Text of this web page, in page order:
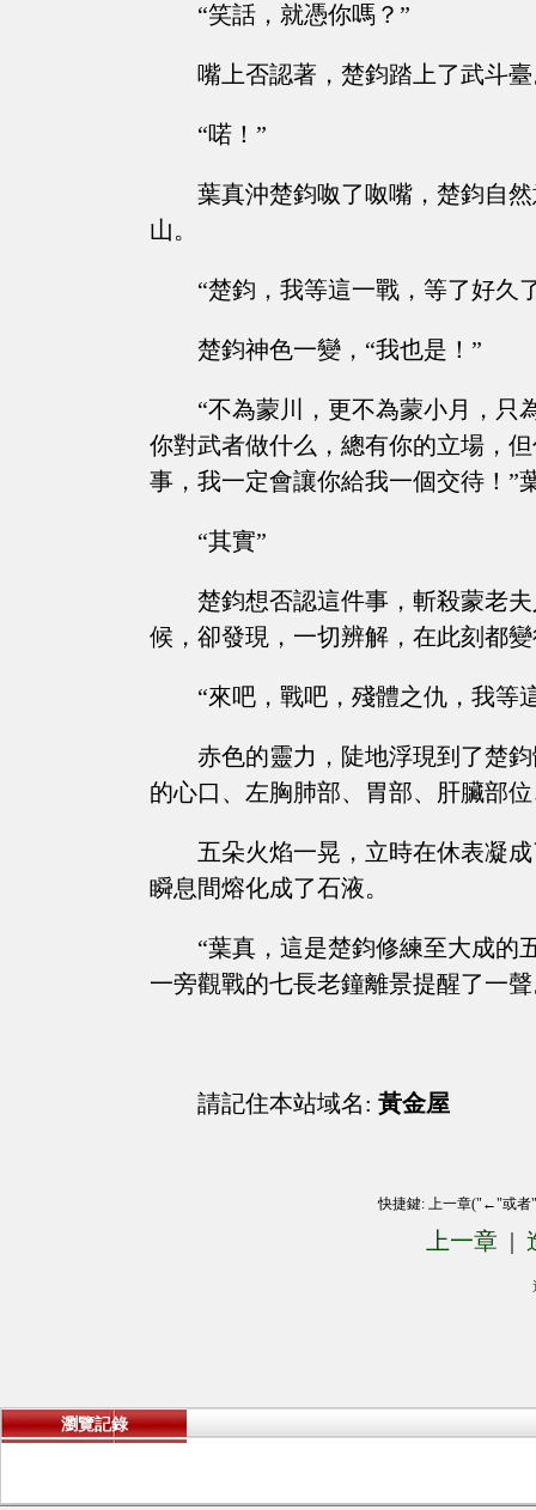
“笑話，就憑你嗎？”
嘴上否認著，楚鈞踏上了武斗
“喏！”
葉真沖楚鈞呶了呶嘴，楚鈞自
山。
“楚鈞，我等這一戰，等了好久
楚鈞神色一變，“我也是！”
“不為蒙川，更不為蒙小月，只
你對武者做什么，總有你的立場，
事，我一定會讓你給我一個交待！”
“其實”
楚鈞想否認這件事，斬殺蒙老
候，卻發現，一切辨解，在此刻都
“來吧，戰吧，殘體之仇，我等
赤色的靈力，陡地浮現到了楚
的心口、左胸肺部、胃部、肝臟部
五朵火焰一晃，立時在休表凝
瞬息間熔化成了石液。
“葉真，這是楚鈞修練至大成的
一旁觀戰的七長老鐘離景提醒了一
請記住本站域名: 黃金屋
快捷鍵: 上一章("←"或
上一章 |
瀏覽記錄